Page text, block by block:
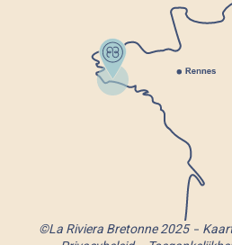
©La Riviera Bretonne 2025